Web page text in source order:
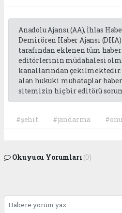
Anadolu Ajansı (AA), İhlas
Demirören Haber Ajansı
tarafından eklenen tüm
editörlerinin müdahalesi
kanallarından çekilmektedir.
alan hukuki muhataplar
sitemizin hiç bir editörü
#şehit #jandarma
Okuyucu Yorumları (0)